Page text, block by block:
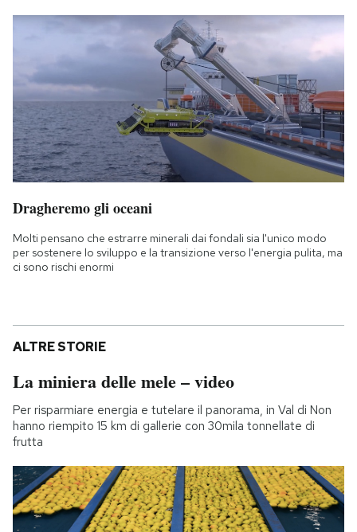
Dragheremo gli oceani
Molti pensano che estrarre minerali dai fondali sia l'unico modo
per sostenere lo sviluppo e la transizione verso l'energia pulita, ma
ci sono rischi enormi
ALTRE STORIE
La miniera delle mele – video
Per risparmiare energia e tutelare il panorama, in Val di Non
hanno riempito 15 km di gallerie con 30mila tonnellate di
frutta